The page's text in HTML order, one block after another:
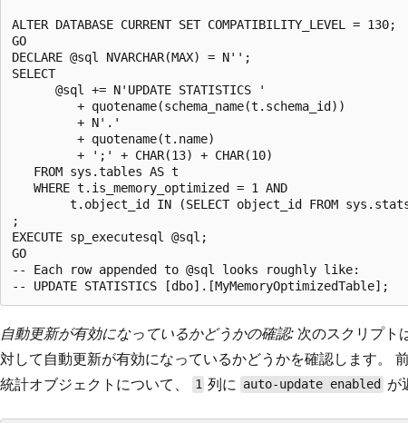
ALTER DATABASE CURRENT SET COMPATIBILITY_LEVEL = 130;
GO
DECLARE @sql NVARCHAR(MAX) = N'';
SELECT
      @sql += N'UPDATE STATISTICS '
         + quotename(schema_name(t.schema_id))
         + N'.'
         + quotename(t.name)
         + ';' + CHAR(13) + CHAR(10)
   FROM sys.tables AS t
   WHERE t.is_memory_optimized = 1 AND
;
EXECUTE sp_executesql @sql;
GO
-- Each row appended to @sql looks roughly like:
自動更新が有効になっているかどうかの確認: 次のスクリプト
対して自動更新が有効になっているかどうかを確認します。
統計オブジェクトについて、
1 列に auto-update enabled が